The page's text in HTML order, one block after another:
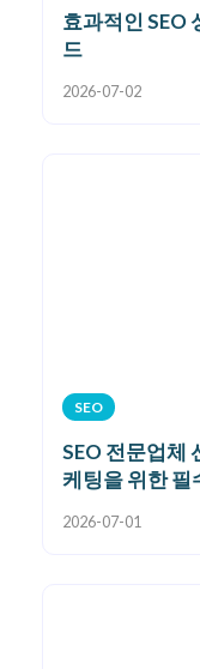
효과적인 SEO
드
2026-07-02
SEO
SEO 전문업체
케팅을 위한 필
2026-07-01